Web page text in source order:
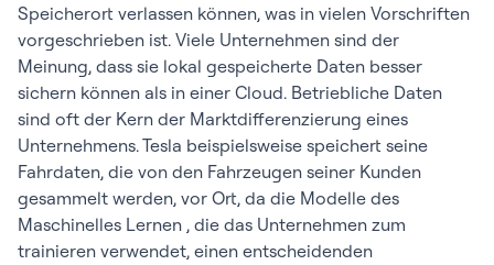
Speicherort verlassen können, was in vielen Vorschriften
vorgeschrieben ist. Viele Unternehmen sind der
Meinung, dass sie lokal gespeicherte Daten besser
sichern können als in einer Cloud. Betriebliche Daten
sind oft der Kern der Marktdifferenzierung eines
Unternehmens. Tesla beispielsweise speichert seine
Fahrdaten, die von den Fahrzeugen seiner Kunden
gesammelt werden, vor Ort, da die Modelle des
Maschinelles Lernen , die das Unternehmen zum
trainieren verwendet, einen entscheidenden